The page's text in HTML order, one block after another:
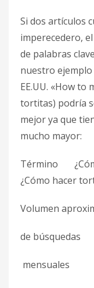
Si dos artículos
imperecedero,
de palabras
nuestro
EE.UU. «How to
tortitas) podría
mejor ya que
mucho mayor:
Término
¿Cómo hacer
Volumen
de búsquedas
mensuales